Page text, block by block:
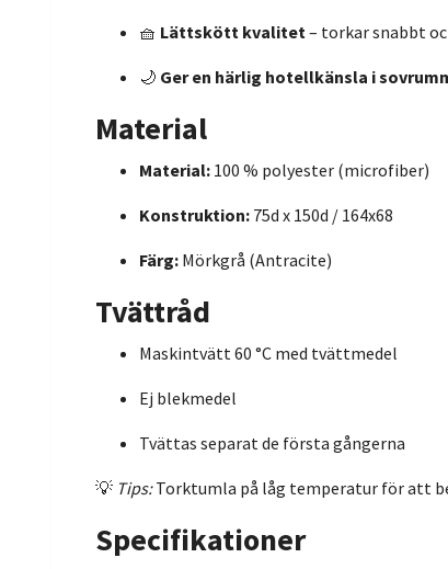
🧺 Lättskött kvalitet– torkar snabbt
🌙 Ger en härlig hotellkänsla i
Material
Material: 100 % polyester (microfiber)
Konstruktion: 75d x 150d / 164x68
Färg: Mörkgrå (Antracite)
Tvättråd
Maskintvätt 60 °C med tvättmedel
Ej blekmedel
Tvättas separat de första gångerna
💡 Tips:Torktumla på låg temperatur för att
Specifikationer